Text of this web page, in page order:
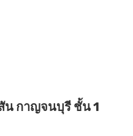
น กาญจนบุรี ชั้น 1